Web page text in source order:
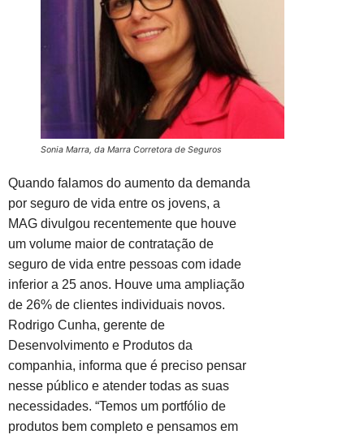
Sonia Marra, da Marra Corretora de Seguros
Quando falamos do aumento da demanda
por seguro de vida entre os jovens, a
MAG divulgou recentemente que houve
um volume maior de contratação de
seguro de vida entre pessoas com idade
inferior a 25 anos. Houve uma ampliação
de 26% de clientes individuais novos.
Rodrigo Cunha, gerente de
Desenvolvimento e Produtos da
companhia, informa que é preciso pensar
nesse público e atender todas as suas
necessidades. “Temos um portfólio de
produtos bem completo e pensamos em